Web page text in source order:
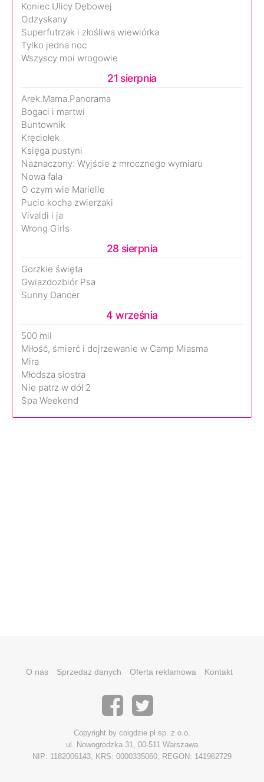
Koniec Ulicy Dębowej
Odzyskany
Superfutrzak i złośliwa wiewiórka
Tylko jedna noc
Wszyscy moi wrogowie
21 sierpnia
Arek.Mama.Panorama
Bogaci i martwi
Buntownik
Kręciołek
Księga pustyni
Naznaczony: Wyjście z mrocznego wymiaru
Nowa fala
O czym wie Marielle
Pucio kocha zwierzaki
Vivaldi i ja
Wrong Girls
28 sierpnia
Gorzkie święta
Gwiazdozbiór Psa
Sunny Dancer
4 września
500 mil
Miłość, śmierć i dojrzewanie w Camp Miasma
Mira
Młodsza siostra
Nie patrz w dół 2
Spa Weekend
O nas Sprzedaż danych Oferta reklamowa Kontakt
Copyright by coigdzie.pl sp. z o.o.
ul. Nowogrodzka 31, 00-511 Warszawa
NIP: 1182006143, KRS: 0000335060, REGON: 141962729